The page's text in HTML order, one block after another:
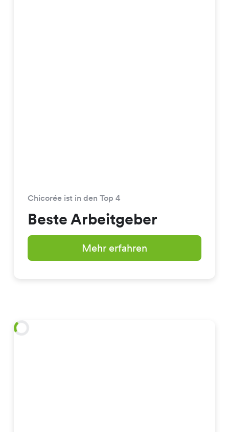
Chicorée ist in den Top 4
Beste Arbeitgeber
Mehr erfahren